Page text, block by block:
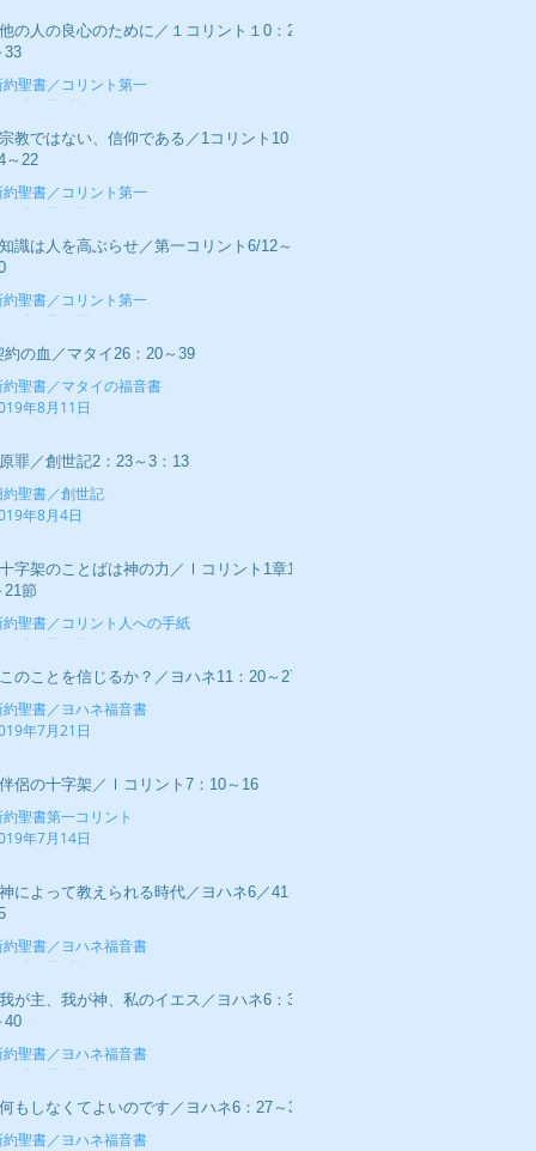
の人の良心のために／１コリント１0：23
33
約聖書／コリント第一
2019年9月1日
教ではない、信仰である／1コリント10：
～22
約聖書／コリント第一
2019年8月25日
識は人を高ぶらせ／第一コリント6/12～
約聖書／コリント第一
2019年8月18日
約の血／マタイ26：20～39
約聖書／マタイの福音書
年8月11日
罪／創世記2：23～3：13
約聖書／創世記
年8月4日
字架のことばは神の力／Ⅰコリント1章17
21節
約聖書／コリント人への手紙
2019年7月28日
のことを信じるか？／ヨハネ11：20～27
約聖書／ヨハネ福音書
年7月21日
侶の十字架／Ⅰコリント7：10～16
約聖書第一コリント
年7月14日
によって教えられる時代／ヨハネ6／41～
約聖書／ヨハネ福音書
2019年7月7日
が主、我が神、私のイエス／ヨハネ6：34
40
約聖書／ヨハネ福音書
2019年6月30日
もしなくてよいのです／ヨハネ6：27～37
約聖書／ヨハネ福音書